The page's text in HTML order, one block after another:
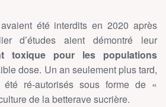
été interdits en 2020 après
d’études aient démontré leur
toxique pour les populations
dose. Un an seulement plus tard,
ré-autorisés sous forme de «
de la betterave sucrière.